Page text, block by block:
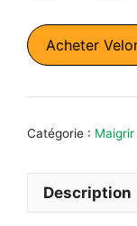
était :
Acheter
Catégorie : Maigrir
Description